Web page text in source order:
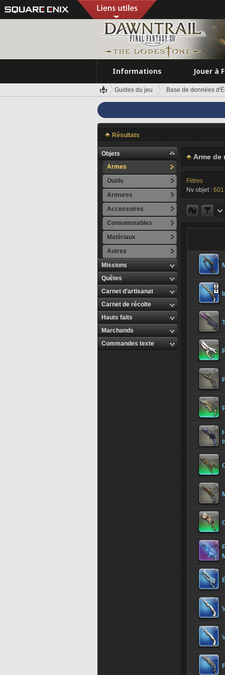
Informations Jouer à
Guides du jeu Base de données
Résultats
Objets
Armes
Outils
Armures
Accessoires
Consommables
Matériaux
Autres
Missions
Quêtes
Carnet d'artisanat
Carnet de récolte
Hauts faits
Marchands
Commandes texte
Arme de
Filtres
Nv objet :